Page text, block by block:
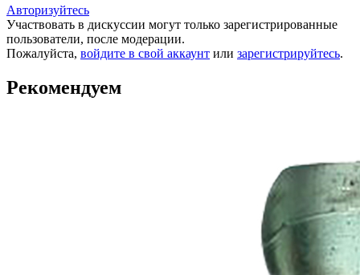
Авторизуйтесь
Участвовать в дискуссии могут только зарегистрированные
пользователи, после модерации.
Пожалуйста, войдите в свой аккаунт или зарегистрируйтесь.
Рекомендуем